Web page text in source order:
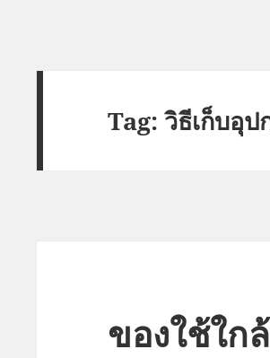
Tag:วิธีเก็บอุ
ของใช้ใก